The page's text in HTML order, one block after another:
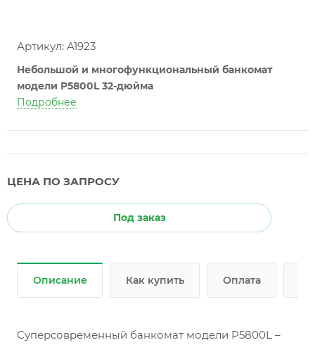
Артикул: A1923
Небольшой и многофункциональный банкомат
модели P5800L 32-дюйма
Подробнее
ЦЕНА ПО ЗАПРОСУ
Под заказ
Описание Как купить Оплата
Суперсовременный банкомат модели P5800L –